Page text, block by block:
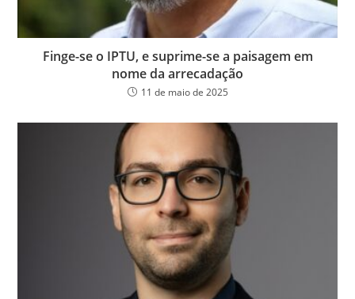
Finge-se o IPTU, e suprime-se a paisagem em
nome da arrecadação
11 de maio de 2025